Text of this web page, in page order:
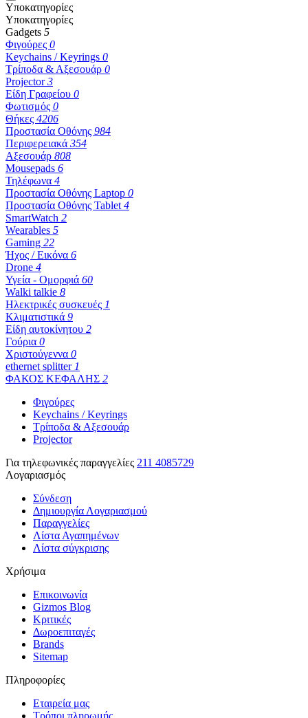
Υποκατηγορίες
Υποκατηγορίες
Gadgets 5
Φιγούρες 0
Keychains / Keyrings 0
Τρίποδα & Αξεσουάρ 0
Projector3
Είδη Γραφείου 0
Φωτισμός 0
Θήκες 4206
Προστασία Οθόνης 984
Περιφερειακά 354
Αξεσουάρ 808
Mousepads 6
Τηλέφωνα 4
Προστασία Oθόνης Laptop 0
Προστασία Oθόνης Tablet 4
SmartWatch 2
Wearables 5
Gaming 22
Ήχος / Εικόνα 6
Drone 4
Υγεία - Ομορφιά 60
Walki talkie 8
Ηλεκτρικές συσκευές 1
Κλιματιστικά 9
Είδη αυτοκίνητου 2
Γούρια 0
Χριστούγεννα 0
ethernet splitter 1
ΦΑΚΟΣ ΚΕΦΑΛΗΣ 2
Φιγούρες
Keychains / Keyrings
Τρίποδα & Αξεσουάρ
Projector
Για τηλεφωνικές παραγγελίες 211 4085729
Λογαριασμός
Σύνδεση
Δημιουργία Λογαριασμού
Παραγγελίες
Λίστα Αγαπημένων
Λίστα σύγκρισης
Χρήσιμα
Επικοινωνία
Gizmos Blog
Κριτικές
Δωροεπιταγές
Brands
Sitemap
Πληροφορίες
Εταιρεία μας
Τρόποι πληρωμής